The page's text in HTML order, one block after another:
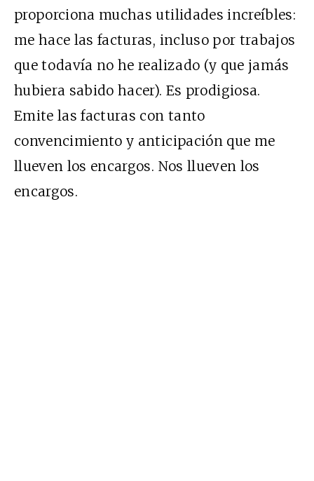
proporciona muchas utilidades increíbles:
me hace las facturas, incluso por trabajos
que todavía no he realizado (y que jamás
hubiera sabido hacer). Es prodigiosa.
Emite las facturas con tanto
convencimiento y anticipación que me
llueven los encargos. Nos llueven los
encargos.